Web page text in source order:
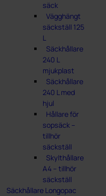
säck
Vägghängt
säckställ 125
L
Säckhållare
240 L
mjukplast
Säckhållare
240 L med
hjul
Hållare för
sopsäck –
tillhör
säckställ
Skylthållare
A4 – tillhör
säckställ
Säckhållare Longopac